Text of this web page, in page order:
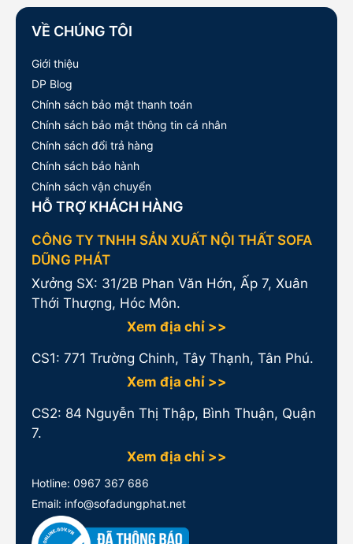
VỀ CHÚNG TÔI
Giới thiệu
DP Blog
Chính sách bảo mật thanh toán
Chính sách bảo mật thông tin cá nhân
Chính sách đổi trả hàng
Chính sách bảo hành
Chính sách vận chuyển
HỖ TRỢ KHÁCH HÀNG
CÔNG TY TNHH SẢN XUẤT NỘI THẤT SOFA
DŨNG PHÁT
Xưởng SX: 31/2B Phan Văn Hớn, Ấp 7, Xuân
Thới Thượng, Hóc Môn.
Xem địa chỉ >>
CS1: 771 Trường Chinh, Tây Thạnh, Tân Phú.
Xem địa chỉ >>
CS2: 84 Nguyễn Thị Thập, Bình Thuận, Quận
7.
Xem địa chỉ >>
Hotline: 0967 367 686
Email: info@sofadungphat.net